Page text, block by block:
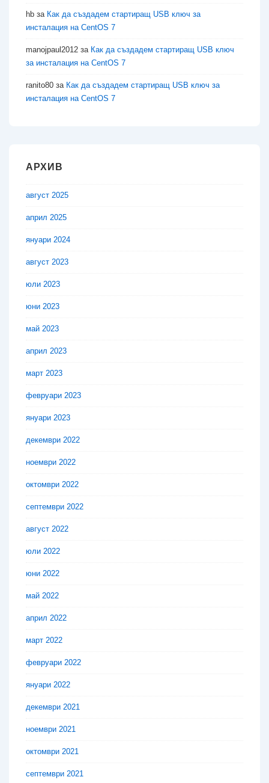
hb за Как да създадем стартиращ USB ключ за
инсталация на CentOS 7
manojpaul2012 за Как да създадем стартиращ USB ключ
за инсталация на CentOS 7
ranito80 за Как да създадем стартиращ USB ключ за
инсталация на CentOS 7
АРХИВ
август 2025
април 2025
януари 2024
август 2023
юли 2023
юни 2023
май 2023
април 2023
март 2023
февруари 2023
януари 2023
декември 2022
ноември 2022
октомври 2022
септември 2022
август 2022
юли 2022
юни 2022
май 2022
април 2022
март 2022
февруари 2022
януари 2022
декември 2021
ноември 2021
октомври 2021
септември 2021